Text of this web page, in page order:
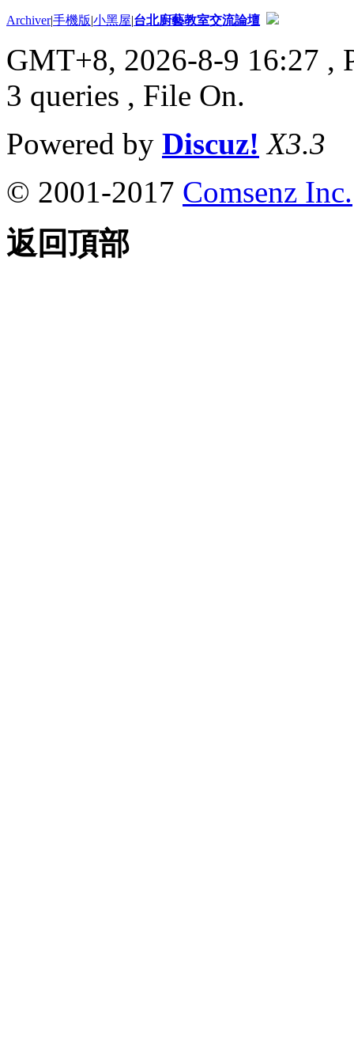
Archiver|手機版|小黑屋|台北廚藝教室交流論壇
GMT+8, 2026-8-9 16:27 ,
3 queries , File On.
Powered by Discuz! X3.3
© 2001-2017 Comsenz Inc.
返回頂部